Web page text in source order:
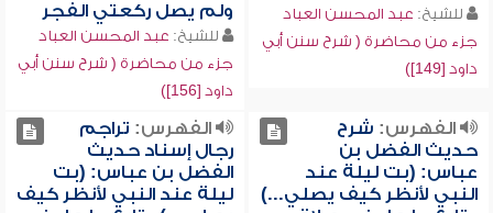
للشيخ: عبد المحسن العباد
جزء من محاضرة ( شرح سنن أبي
داود [149])
ولم يصل ركعتي الفجر
للشيخ: عبد المحسن العباد
جزء من محاضرة ( شرح سنن أبي
داود [156])
الفهرس: شرح
حديث الفضل بن
عباس: (بت ليلة عند
النبي لأنظر كيف يصلي...)
الفهرس: تراجم
رجال إسناد حديث
الفضل بن عباس: (بت
ليلة عند النبي لأنظر كيف